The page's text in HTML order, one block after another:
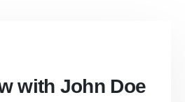
with John Doe